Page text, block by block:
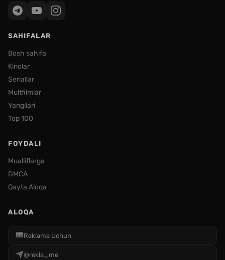
SAHIFALAR
Bosh sahifa
Kinolar
Seriallar
Multfilmlar
Yangilari
Top 100
FOYDALI
Mualliflarga
DMCA
Qayta Aloqa
ALOQA
Reklama Uchun
@rekla_me